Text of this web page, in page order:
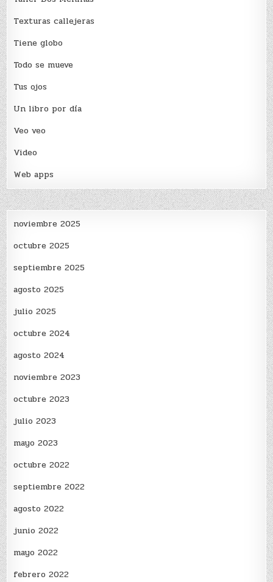
Texturas callejeras
Tiene globo
Todo se mueve
Tus ojos
Un libro por día
Veo veo
Video
Web apps
noviembre 2025
octubre 2025
septiembre 2025
agosto 2025
julio 2025
octubre 2024
agosto 2024
noviembre 2023
octubre 2023
julio 2023
mayo 2023
octubre 2022
septiembre 2022
agosto 2022
junio 2022
mayo 2022
febrero 2022